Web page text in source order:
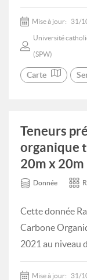
Mise à jour: 31/
Université
(SPW)
Carte
Teneurs
organique
20m x 20m
Donnée
Cette donnée
Carbone
2021 au niveau
Mise à jour: 31/